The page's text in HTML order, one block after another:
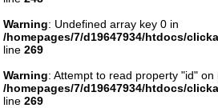
Warning: Undefined array key 0 in
/homepages/7/d19647934/htdocs/
line 269
Warning: Attempt to read property "id" on
/homepages/7/d19647934/htdocs/
line 269